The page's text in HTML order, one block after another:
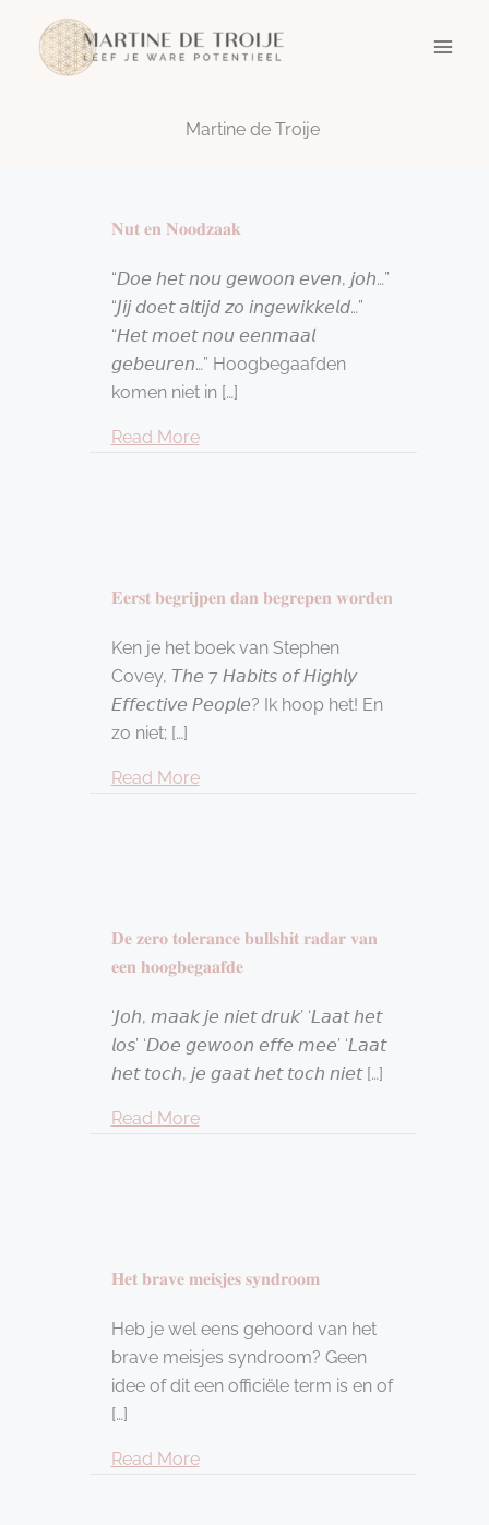
Martine de Troije
𝐍𝐮𝐭 𝐞𝐧 𝐍𝐨𝐨𝐝𝐳𝐚𝐚𝐤
“𝘋𝘰𝘦 𝘩𝘦𝘵 𝘯𝘰𝘶 𝘨𝘦𝘸𝘰𝘰𝘯 𝘦𝘷𝘦𝘯, 𝘫𝘰𝘩…”
“𝘑𝘪𝘫 𝘥𝘰𝘦𝘵 𝘢𝘭𝘵𝘪𝘫𝘥 𝘻𝘰 𝘪𝘯𝘨𝘦𝘸𝘪𝘬𝘬𝘦𝘭𝘥…”
“𝘏𝘦𝘵 𝘮𝘰𝘦𝘵 𝘯𝘰𝘶 𝘦𝘦𝘯𝘮𝘢𝘢𝘭
𝘨𝘦𝘣𝘦𝘶𝘳𝘦𝘯…” Hoogbegaafden
komen niet in […]
Read Moreabout 𝐍𝐮𝐭 𝐞𝐧 𝐍𝐨𝐨𝐝𝐳𝐚𝐚𝐤
𝐄𝐞𝐫𝐬𝐭 𝐛𝐞𝐠𝐫𝐢𝐣𝐩𝐞𝐧 𝐝𝐚𝐧 𝐛𝐞𝐠𝐫𝐞𝐩𝐞𝐧 𝐰𝐨𝐫𝐝𝐞𝐧
Ken je het boek van Stephen
Covey, 𝘛𝘩𝘦 7 𝘏𝘢𝘣𝘪𝘵𝘴 𝘰𝘧 𝘏𝘪𝘨𝘩𝘭𝘺
𝘌𝘧𝘧𝘦𝘤𝘵𝘪𝘷𝘦 𝘗𝘦𝘰𝘱𝘭𝘦? Ik hoop het! En
zo niet; […]
Read Moreabout 𝐄𝐞𝐫𝐬𝐭 𝐛𝐞𝐠𝐫𝐢𝐣𝐩𝐞𝐧 𝐝𝐚𝐧 𝐛𝐞𝐠𝐫𝐞𝐩𝐞𝐧
𝐃𝐞 𝐳𝐞𝐫𝐨 𝐭𝐨𝐥𝐞𝐫𝐚𝐧𝐜𝐞 𝐛𝐮𝐥𝐥𝐬𝐡𝐢𝐭 𝐫𝐚𝐝𝐚𝐫 𝐯𝐚𝐧
𝐞𝐞𝐧 𝐡𝐨𝐨𝐠𝐛𝐞𝐠𝐚𝐚𝐟𝐝𝐞
‘𝘑𝘰𝘩, 𝘮𝘢𝘢𝘬 𝘫𝘦 𝘯𝘪𝘦𝘵 𝘥𝘳𝘶𝘬’ ‘𝘓𝘢𝘢𝘵 𝘩𝘦𝘵
𝘭𝘰𝘴’ ‘𝘋𝘰𝘦 𝘨𝘦𝘸𝘰𝘰𝘯 𝘦𝘧𝘧𝘦 𝘮𝘦𝘦’ ‘𝘓𝘢𝘢𝘵
𝘩𝘦𝘵 𝘵𝘰𝘤𝘩, 𝘫𝘦 𝘨𝘢𝘢𝘵 𝘩𝘦𝘵 𝘵𝘰𝘤𝘩 𝘯𝘪𝘦𝘵 […]
Read Moreabout 𝐃𝐞 𝐳𝐞𝐫𝐨 𝐭𝐨𝐥𝐞𝐫𝐚𝐧𝐜𝐞 𝐛𝐮𝐥𝐥𝐬𝐡𝐢𝐭
𝐇𝐞𝐭 𝐛𝐫𝐚𝐯𝐞 𝐦𝐞𝐢𝐬𝐣𝐞𝐬 𝐬𝐲𝐧𝐝𝐫𝐨𝐨𝐦
Heb je wel eens gehoord van het
brave meisjes syndroom? Geen
idee of dit een officiële term is en of
[…]
Read Moreabout 𝐇𝐞𝐭 𝐛𝐫𝐚𝐯𝐞 𝐦𝐞𝐢𝐬𝐣𝐞𝐬 𝐬𝐲𝐧𝐝𝐫𝐨𝐨𝐦